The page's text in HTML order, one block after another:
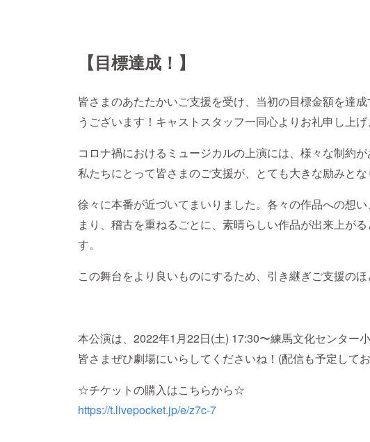
【目標達成！】
皆さまのあたたかいご支援を受け、当初の目標金額を達
うございます！キャストスタッフ一同心よりお礼申し上げ
コロナ禍におけるミュージカルの上演には、様々な制約が
私たちにとって皆さまのご支援が、とても大きな励みとな
徐々に本番が近づいてまいりました。各々の作品への想
まり、稽古を重ねるごとに、素晴らしい作品が出来上が
す。
この舞台をより良いものにするため、引き継ぎご支援の
本公演は、2022年1月22日(土) 17:30〜練馬文化センター
皆さまぜひ劇場にいらしてくださいね！(配信も予定して
☆チケットの購入はこちらから☆
https://t.livepocket.jp/e/z7c-7